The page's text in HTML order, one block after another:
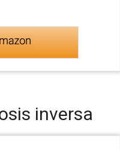
inversa